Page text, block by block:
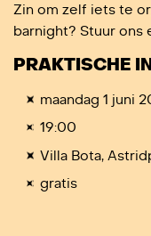
Zin om zelf iets te
barnight? Stuur ons
PRAKTISCHE
maandag 1 juni
19:00
Villa Bota,
gratis